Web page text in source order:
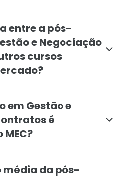
entre a pós-
e Negociação
cursos
em Gestão e
é
média da pós-